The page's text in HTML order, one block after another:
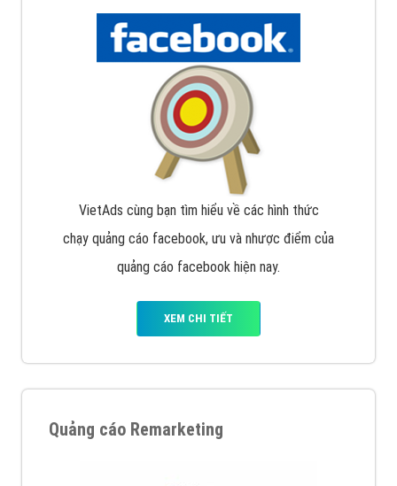
VietAds cùng bạn tìm hiểu về các hình thức
chạy quảng cáo facebook, ưu và nhược điểm của
quảng cáo facebook hiện nay.
XEM CHI TIẾT
Quảng cáo Remarketing